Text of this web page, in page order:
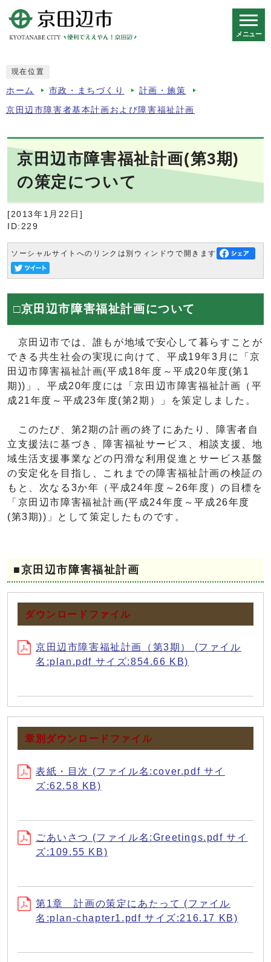
メニュー
現在位置
ホーム 市政・まちづくり 計画・施策
京田辺市障害者基本計画および障害福祉計画
京田辺市障害福祉計画(第3期)
の策定について
[2013年1月22日]
ID:229
ソーシャルサイトへのリンクは別ウィンドウで開きます
□京田辺市障害福祉計画について
京田辺市では、誰もが地域で安心して暮らすことが
できる共生社会の実現に向けて、平成19年3月に「京
田辺市障害福祉計画(平成18年度～平成20年度(第1
期))」、平成20年度には「京田辺市障害福祉計画（平
成21年度～平成23年度(第2期）」を策定しました。
このたび、第2期の計画の終了にあたり、障害者自
立支援法に基づき、障害福祉サービス、相談支援、地
域生活支援事業などの円滑な利用促進とサービス基盤
の安定化を目指し、これまでの障害福祉計画の検証の
もと、次なる3か年（平成24年度～26年度）の目標を
「京田辺市障害福祉計画(平成24年度～平成26年度
(第3期))」として策定したものです。
■京田辺市障害福祉計画
ダウンロードファイル
京田辺市障害福祉計画（第3期） (ファイル
名:plan.pdf サイズ:854.66 KB)
章別ダウンロードファイル
表紙・目次 (ファイル名:cover.pdf サイ
ズ:62.58 KB)
ごあいさつ (ファイル名:Greetings.pdf サイ
ズ:109.55 KB)
第1章 計画の策定にあたって (ファイル
名:plan-chapter1.pdf サイズ:216.17 KB)